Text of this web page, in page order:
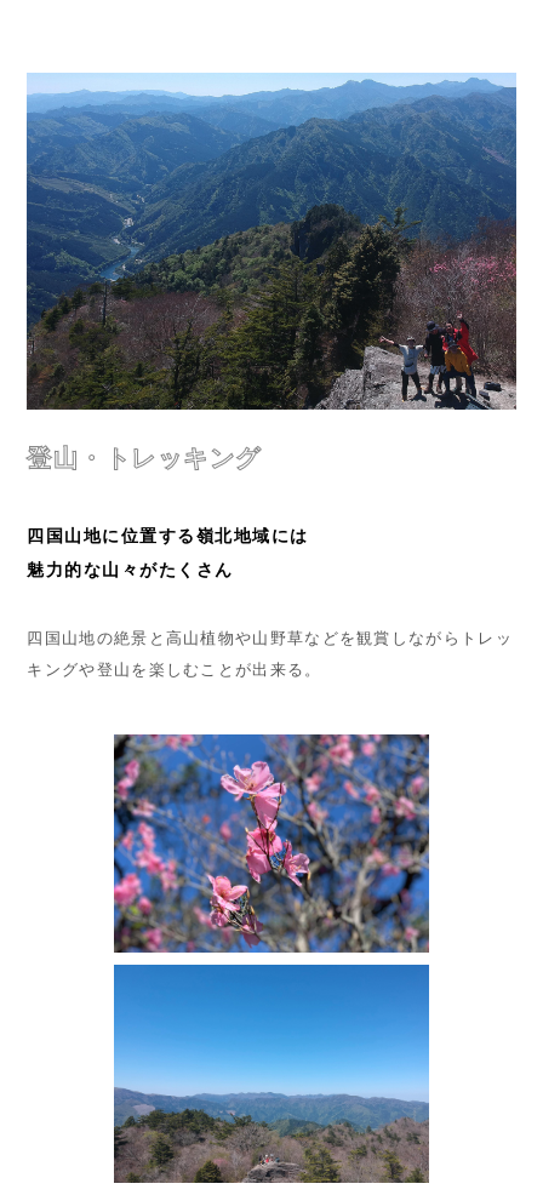
登山・トレッキング
四国山地に位置する嶺北地域には
魅力的な山々がたくさん
四国山地の絶景と高山植物や山野草などを観賞しながらトレッ
キングや登山を楽しむことが出来る。